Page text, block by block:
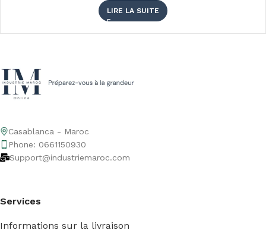
LIRE LA SUITE
Casablanca - Maroc
Phone: 0661150930
Support@industriemaroc.com
Services
Informations sur la livraison